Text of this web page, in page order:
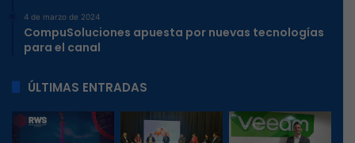
4 de marzo de 2024
CompuSoluciones apuesta por nuevas tecnologías
para el canal
ÚLTIMAS ENTRADAS